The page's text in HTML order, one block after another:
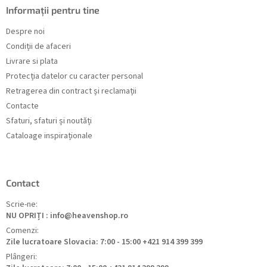
Informații pentru tine
Despre noi
Condiții de afaceri
Livrare si plata
Protecția datelor cu caracter personal
Retragerea din contract și reclamații
Contacte
Sfaturi, sfaturi și noutăți
Cataloage inspiraționale
Contact
Scrie-ne:
NU OPRIȚI : info@heavenshop.ro
Comenzi:
Zile lucratoare Slovacia: 7:00 - 15:00 +421 914 399 399
Plângeri: